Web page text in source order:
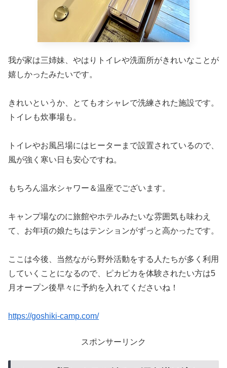
我が家は三姉妹、やはりトイレや洗面所がきれいなことが